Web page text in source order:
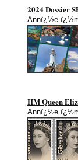
2024 Dossier
Annï¿½e
HM Queen
Annï¿½e